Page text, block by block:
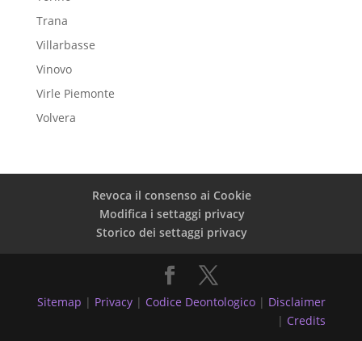
Trana
Villarbasse
Vinovo
Virle Piemonte
Volvera
Revoca il consenso ai Cookie
Modifica i settaggi privacy
Storico dei settaggi privacy
Sitemap | Privacy | Codice Deontologico | Disclaimer
| Credits